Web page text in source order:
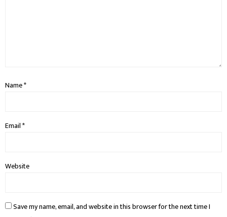
Name*
Email*
Website
Save my name, email, and website in this browser for the next time I